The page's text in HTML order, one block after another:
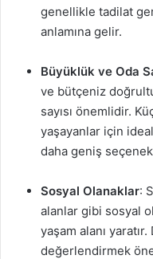
genellikle tadilat
anlamına gelir.
Büyüklük ve Oda
ve bütçeniz
sayısı önemlidir.
yaşayanlar için
daha geniş
Sosyal Olanaklar:
alanlar gibi sosyal
yaşam alanı
değerlendirmek